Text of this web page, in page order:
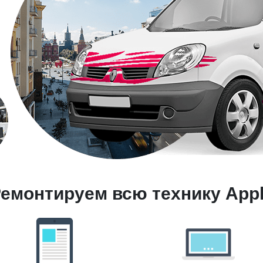
всю технику